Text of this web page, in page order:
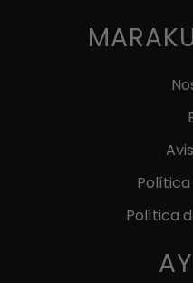
22,90 €.11,45 €.
múltiples
variantes.
Política